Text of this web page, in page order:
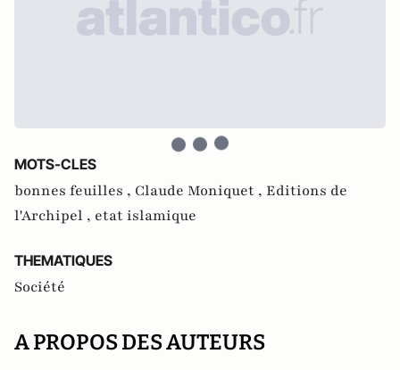
MOTS-CLES
bonnes feuilles , Claude Moniquet , Editions de
l'Archipel , etat islamique
THEMATIQUES
Société
A PROPOS DES AUTEURS